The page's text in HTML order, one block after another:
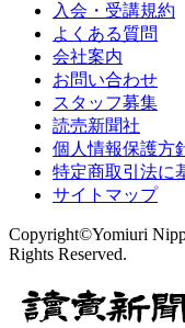
入会・受講規約
よくある質問
会社案内
お問い合わせ
スタッフ募集
読売新聞社
個人情報保護方
特定商取引法に
サイトマップ
Copyright©Yomiuri
Rights Reserved.